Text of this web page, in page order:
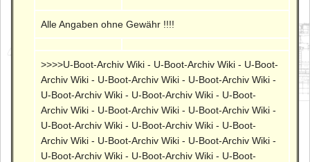
Alle Angaben ohne Gewähr !!!!
>>>>U-Boot-Archiv Wiki - U-Boot-Archiv Wiki - U-Boot-
Archiv Wiki - U-Boot-Archiv Wiki - U-Boot-Archiv Wiki -
U-Boot-Archiv Wiki - U-Boot-Archiv Wiki - U-Boot-
Archiv Wiki - U-Boot-Archiv Wiki - U-Boot-Archiv Wiki -
U-Boot-Archiv Wiki - U-Boot-Archiv Wiki - U-Boot-
Archiv Wiki - U-Boot-Archiv Wiki - U-Boot-Archiv Wiki -
U-Boot-Archiv Wiki - U-Boot-Archiv Wiki - U-Boot-